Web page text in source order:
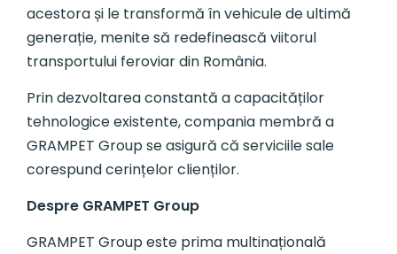
acestora și le transformă în vehicule de ultimă
generație, menite să redefinească viitorul
transportului feroviar din România.
Prin dezvoltarea constantă a capacităților
tehnologice existente, compania membră a
GRAMPET Group se asigură că serviciile sale
corespund cerințelor clienților.
Despre GRAMPET Group
GRAMPET Group este prima multinațională